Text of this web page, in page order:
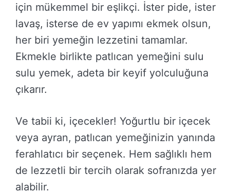
için mükemmel bir eşlikçi. İster pide, ister
lavaş, isterse de ev yapımı ekmek olsun,
her biri yemeğin lezzetini tamamlar.
Ekmekle birlikte patlıcan yemeğini sulu
sulu yemek, adeta bir keyif yolculuğuna
çıkarır.
Ve tabii ki, içecekler! Yoğurtlu bir içecek
veya ayran, patlıcan yemeğinizin yanında
ferahlatıcı bir seçenek. Hem sağlıklı hem
de lezzetli bir tercih olarak sofranızda yer
alabilir.